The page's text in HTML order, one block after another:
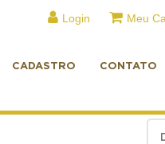
Login Meu
CADASTRO CONTATO